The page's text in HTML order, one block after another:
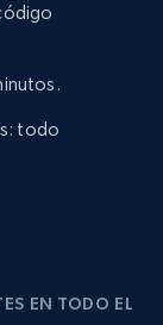
todo
EN TODO EL